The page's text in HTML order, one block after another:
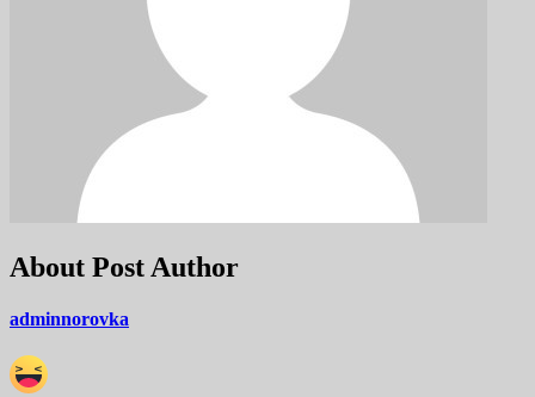
About Post Author
adminnorovka